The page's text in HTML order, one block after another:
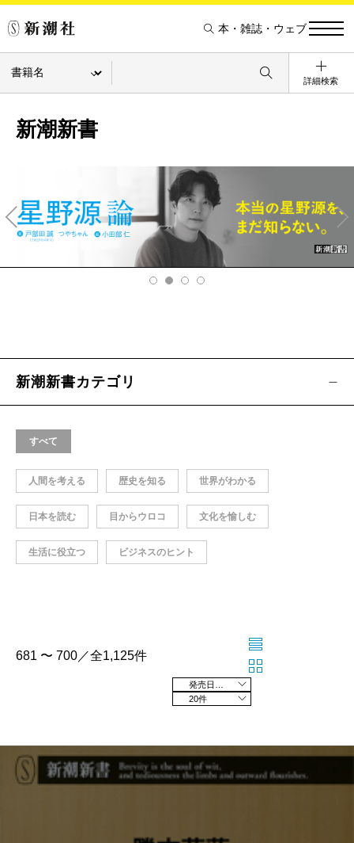
本・雑誌・ウェブ
詳細検索
新潮新書
v
Ne
xt
新潮新書カテゴリ
すべて
人間を考える 歴史を知る 世界がわかる
日本を読む 目からウロコ 文化を愉しむ
生活に役立つ ビジネスのヒント
681 〜 700／全1,125件
20件